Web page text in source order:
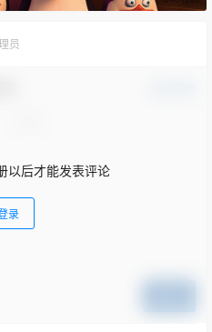
员
以后才能发表评论
录